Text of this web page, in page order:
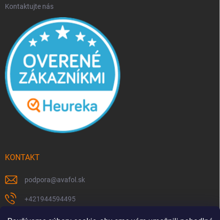
Kontaktujte nás
KONTAKT
podpora@avafol.sk
+421944594495
https://www.facebook.com/p/avafolsk-100091961793102/